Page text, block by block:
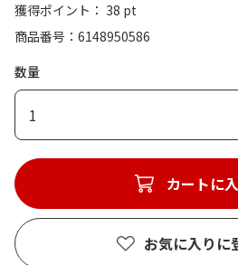
獲得ポイント： 38 pt
商品番号
6148950586
数量
1
カートに
お気に入りに